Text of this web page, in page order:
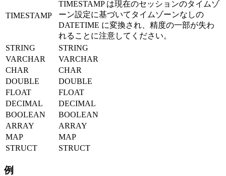
TIMESTAMP
TIMESTAMP は現在のセッションのタイムゾ
ーン設定に基づいてタイムゾーンなしの
DATETIME に変換され、精度の一部が失わ
れることに注意してください。
STRING
STRING
VARCHAR
VARCHAR
CHAR
CHAR
DOUBLE
DOUBLE
FLOAT
FLOAT
DECIMAL
DECIMAL
BOOLEAN
BOOLEAN
ARRAY
ARRAY
MAP
MAP
STRUCT
STRUCT
例